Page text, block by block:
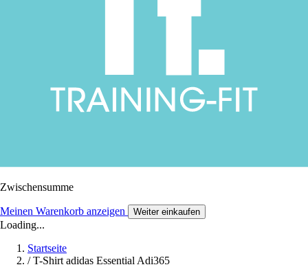
Zwischensumme
Meinen Warenkorb anzeigen Weiter einkaufen
Loading...
Startseite
/ T-Shirt adidas Essential Adi365